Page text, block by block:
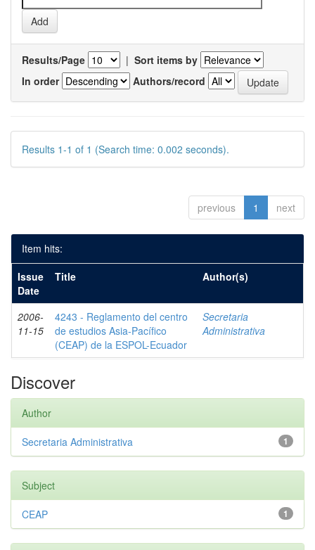
Results/Page | Sort items by
In order
Authors/record
Results 1-1 of 1 (Search time: 0.002 seconds).
previous 1 next
Item hits:
Issue
Date
Title Author(s)
2006-
11-15
4243 - Reglamento del centro
de estudios Asia-Pacífico
(CEAP) de la ESPOL-Ecuador
Secretaria
Administrativa
Discover
Author
1
Secretaria Administrativa
Subject
1
CEAP